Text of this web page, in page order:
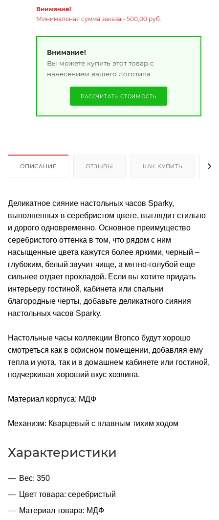
Внимание!
Минимальная сумма заказа - 500,00 руб.
Внимание!
Вы можете купить этот товар с
нанесением вашего логотипа
РАССЧИТАТЬ СТОИМОСТЬ
ОПИСАНИЕ ОТЗЫВЫ КАК КУПИТЬ
Деликатное сияние настольных часов Sparky,
выполненных в серебристом цвете, выглядит стильно
и дорого одновременно. Основное преимущество
серебристого оттенка в том, что рядом с ним
насыщенные цвета кажутся более яркими, черный –
глубоким, белый звучит чище, а мятно-голубой еще
сильнее отдает прохладой. Если вы хотите придать
интерьеру гостиной, кабинета или спальни
благородные черты, добавьте деликатного сияния
настольных часов Sparky.
Настольные часы коллекции Bronco будут хорошо
смотреться как в офисном помещении, добавляя ему
тепла и уюта, так и в домашнем кабинете или гостиной,
подчеркивая хороший вкус хозяина.
Материал корпуса: МДФ
Механизм: Кварцевый с плавным тихим ходом
Характеристики
Вес: 350
Цвет товара: серебристый
Материал товара: МДФ